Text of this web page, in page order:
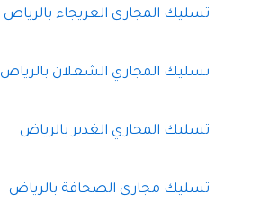
تسليك المجارى العريجاء بالرياص
تسليك المجاري الشعلان بالرياض
تسليك المجاري الغدير بالرياض
تسليك مجارى الصحافة بالرياض